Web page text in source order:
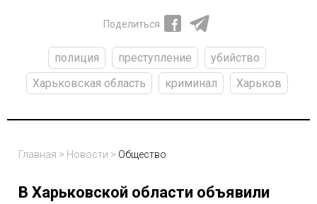
Поделиться
полиция преступление
убийство
Харьковская область
криминал Харьков
Главная > Новости > Общество
В Харьковской области объявили